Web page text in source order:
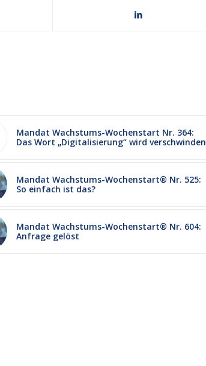
Mandat Wachstums-Wochenstart Nr. 364:
Das Wort „Digitalisierung“ wird verschwinden
Mandat Wachstums-Wochenstart® Nr. 525:
So einfach ist das?
Mandat Wachstums-Wochenstart® Nr. 604:
Anfrage gelöst